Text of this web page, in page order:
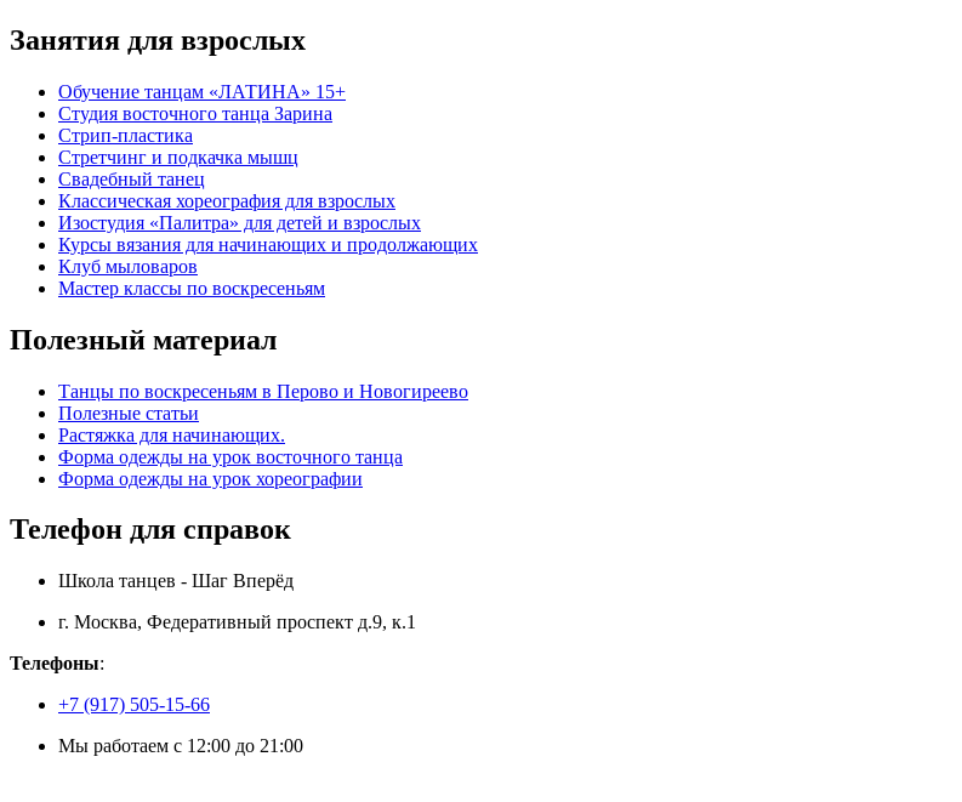
Занятия для взрослых
Обучение танцам «ЛАТИНА» 15+
Студия восточного танца Зарина
Стрип-пластика
Стретчинг и подкачка мышц
Свадебный танец
Классическая хореография для взрослых
Изостудия «Палитра» для детей и взрослых
Курсы вязания для начинающих и продолжающих
Клуб мыловаров
Мастер классы по воскресеньям
Полезный материал
Танцы по воскресеньям в Перово и Новогиреево
Полезные статьи
Растяжка для начинающих.
Форма одежды на урок восточного танца
Форма одежды на урок хореографии
Телефон для справок
Школа танцев - Шаг Вперёд
г. Москва, Федеративный проспект д.9, к.1
Телефоны:
+7 (917) 505-15-66
Мы работаем с 12:00 до 21:00